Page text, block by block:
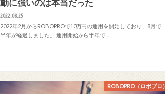
動に強いのは本当だった
2022.08.25
2022年2月からROBOPROで10万円の運用を開始しており、8月で
半年が経過しました。 運用開始から半年で…
ROBOPRO（ロボプロ）